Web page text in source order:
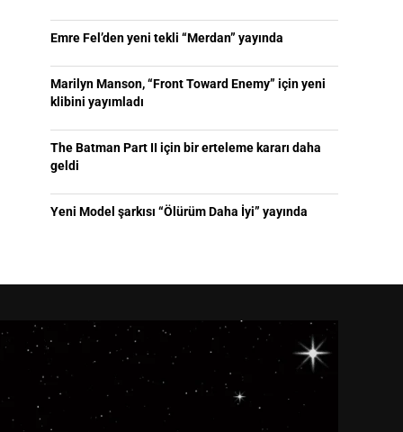
Emre Fel’den yeni tekli “Merdan” yayında
Marilyn Manson, “Front Toward Enemy” için yeni
klibini yayımladı
The Batman Part II için bir erteleme kararı daha
geldi
Yeni Model şarkısı “Ölürüm Daha İyi” yayında